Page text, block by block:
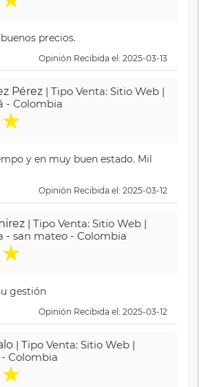
precios.
Opinión Recibida el: 2025-03-13
Pérez | Tipo Venta: Sitio Web |
- Colombia
★
y en muy buen estado. Mil
Opinión Recibida el: 2025-03-12
| Tipo Venta: Sitio Web |
- san mateo - Colombia
★
gestión
Opinión Recibida el: 2025-03-12
| Tipo Venta: Sitio Web |
Colombia
★